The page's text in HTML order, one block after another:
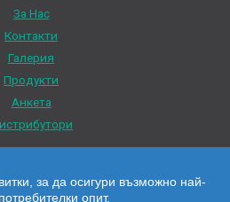
за да осигури възможно най-
опит.
За Нас
Контакти
Галерия
Продукти
Анкета